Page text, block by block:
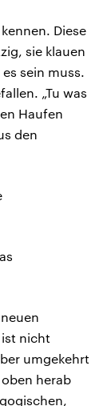
Diese
sie klauen
sein muss.
„Tu was
Haufen
den
nicht
umgekehrt
herab